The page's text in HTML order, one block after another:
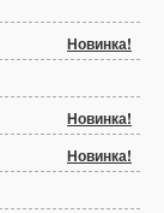
Новинка!
Новинка!
Новинка!